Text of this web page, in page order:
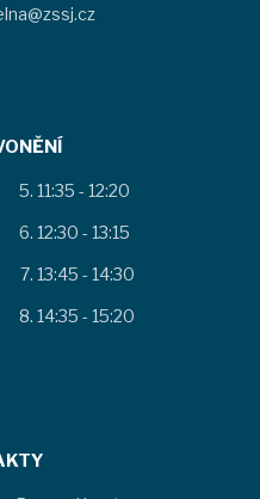
11:35 - 12:20
12:30 - 13:15
13:45 - 14:30
14:35 - 15:20